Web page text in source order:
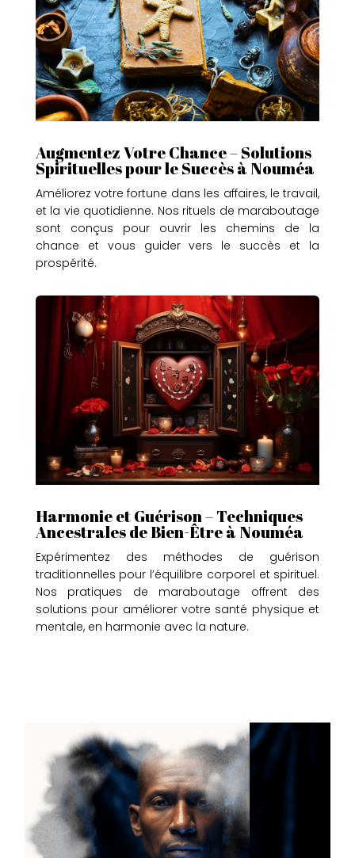
Augmentez Votre Chance – Solutions
Spirituelles pour le Succès à Nouméa
Améliorez votre fortune dans les affaires, le travail,
et la vie quotidienne. Nos rituels de maraboutage
sont conçus pour ouvrir les chemins de la
chance et vous guider vers le succès et la
prospérité.
Harmonie et Guérison – Techniques
Ancestrales de Bien-Être à Nouméa
Expérimentez des méthodes de guérison
traditionnelles pour l’équilibre corporel et spirituel.
Nos pratiques de maraboutage offrent des
solutions pour améliorer votre santé physique et
mentale, en harmonie avec la nature.